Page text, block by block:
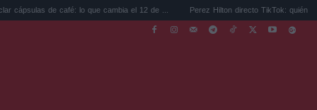
café: lo que cambia el 12 de ... Perez Hilton directo TikTok: quién es el bloguero